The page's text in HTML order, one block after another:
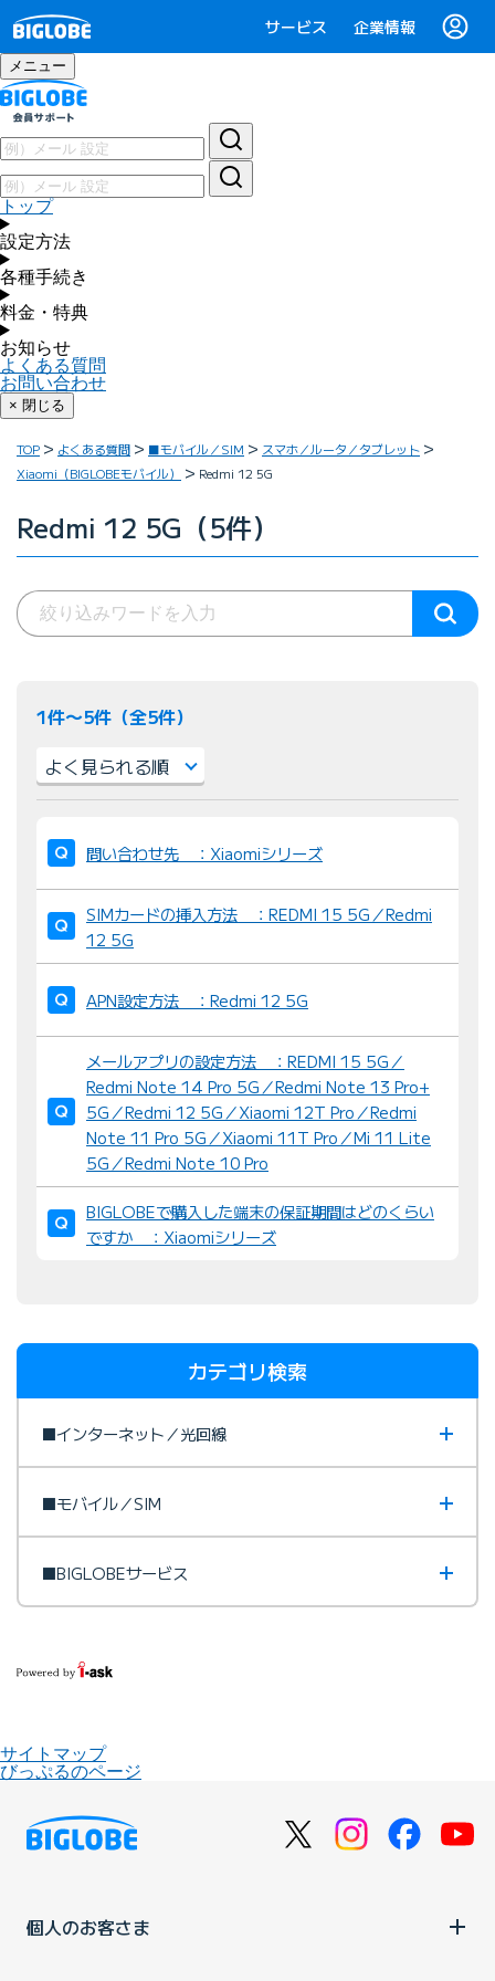
サービス 企業情報
メニュー
トップ
設定方法
各種手続き
料金・特典
お知らせ
よくある質問
お問い合わせ
× 閉じる
TOP よくある質問 ■モバイル／SIM
スマホ／ルータ／タブレット
Xiaomi（BIGLOBEモバイル）
Redmi 12 5G
Redmi 12 5G（5件）
1件〜5件（全5件）
び
替
え
：
問い合わせ先 ：Xiaomiシリーズ
SIMカードの挿入方法 ：REDMI 15 5G／Redmi
12 5G
APN設定方法 ：Redmi 12 5G
メールアプリの設定方法 ：REDMI 15 5G／
Redmi Note 14 Pro 5G／Redmi Note 13 Pro+
5G／Redmi 12 5G／Xiaomi 12T Pro／Redmi
Note 11 Pro 5G／Xiaomi 11T Pro／Mi 11 Lite
5G／Redmi Note 10 Pro
BIGLOBEで購入した端末の保証期間はどのくらい
ですか ：Xiaomiシリーズ
カテゴリ検索
■インターネット／光回線
■モバイル／SIM
■BIGLOBEサービス
サイトマップ
びっぷるのページ
個人のお客さま